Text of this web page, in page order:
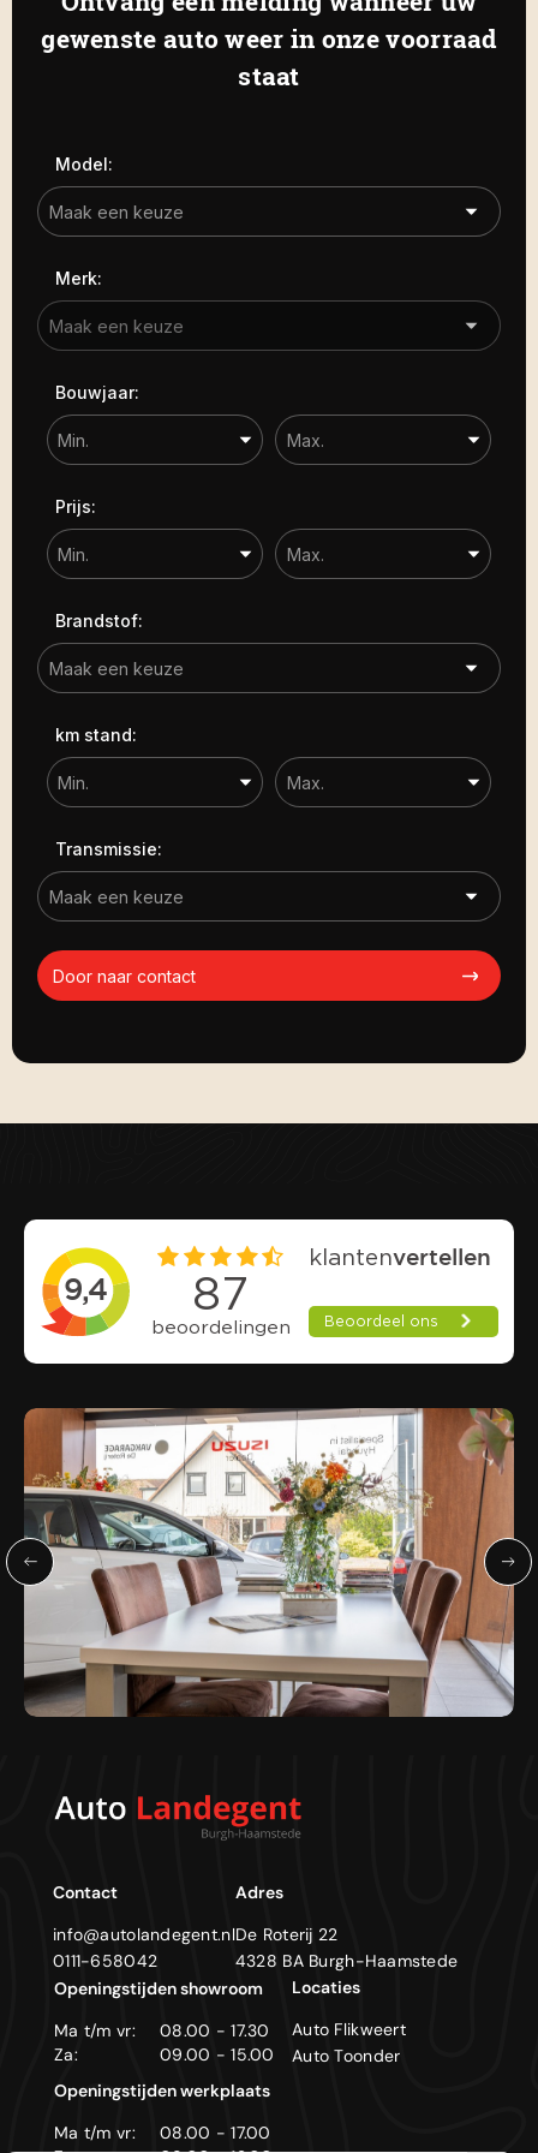
Haamstede
De Roterij 22 4328 BA Burgh-
Haamstede
Carrosserie
-
-
Bouwjaar
Sorteren op
gewenste auto weer in onze voorraad
staat
Model:
Merk:
Bouwjaar:
Prijs:
Brandstof:
km stand:
Transmissie:
Door naar contact
Contact
info@autolandegent.nl
0111-658042
Adres
De Roterij 22
4328 BA Burgh-Haamstede
Openingstijden showroom
Ma t/m vr:
08.00 - 17.30
Za:
09.00 - 15.00
Openingstijden werkplaats
Ma t/m vr:
08.00 - 17.00
Locaties
Auto Flikweert
Auto Toonder